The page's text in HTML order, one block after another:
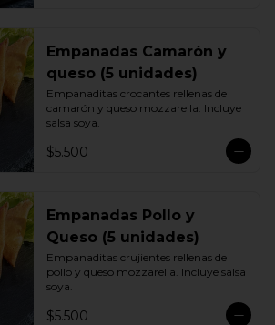
Empanadas Camarón y
queso (5 unidades)
Empanaditas crocantes rellenas de
camarón y queso mozzarella. Incluye
salsa soya.
$5.500
Empanadas Pollo y
Queso (5 unidades)
Empanaditas crujientes rellenas de
pollo y queso mozzarella. Incluye salsa
soya.
$5.500